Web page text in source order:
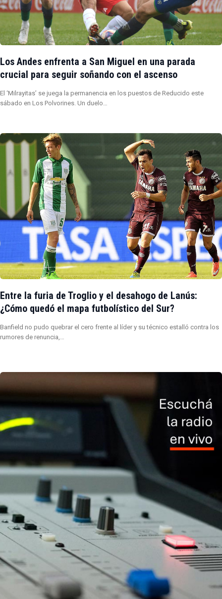
Los Andes enfrenta a San Miguel en una parada
crucial para seguir soñando con el ascenso
El ‘Milrayitas’ se juega la permanencia en los puestos de Reducido este
sábado en Los Polvorines. Un duelo…
Entre la furia de Troglio y el desahogo de Lanús:
¿Cómo quedó el mapa futbolístico del Sur?
Banfield no pudo quebrar el cero frente al líder y su técnico estalló contra los
rumores de renuncia,…